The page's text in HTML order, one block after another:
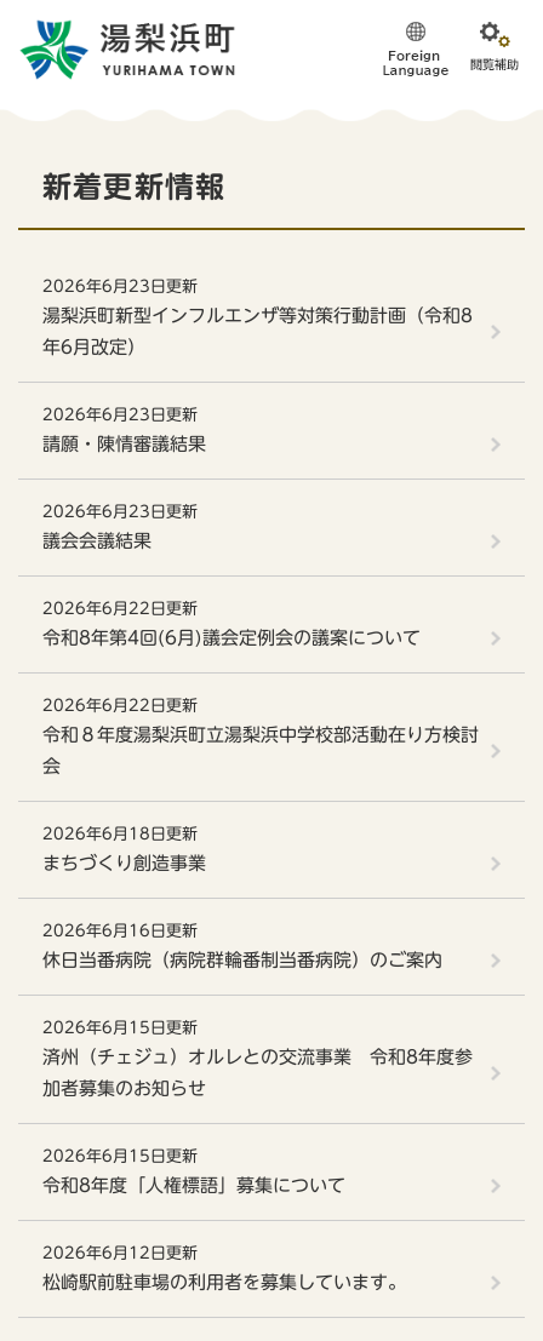
新着更新情報
2026年6月23日更新
湯梨浜町新型インフルエンザ等対策行動計画（令和8
年6月改定）
2026年6月23日更新
請願・陳情審議結果
2026年6月23日更新
議会会議結果
2026年6月22日更新
令和8年第4回(6月)議会定例会の議案について
2026年6月22日更新
令和８年度湯梨浜町立湯梨浜中学校部活動在り方検討
会
2026年6月18日更新
まちづくり創造事業
2026年6月16日更新
休日当番病院（病院群輪番制当番病院）のご案内
2026年6月15日更新
済州（チェジュ）オルレとの交流事業 令和8年度参
加者募集のお知らせ
2026年6月15日更新
令和8年度「人権標語」募集について
2026年6月12日更新
松崎駅前駐車場の利用者を募集しています。